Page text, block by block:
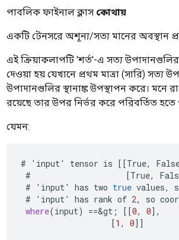
পাবলিক ফাইনাল ক্লাস কোথায়
একটি টেনসরে অশূন্য/সত্য মানের অবস্থান
এই ক্রিয়াকলাপটি 'শর্ত'-এ সত্য উপাদানগুলির
দেওয়া হয় যেখানে প্রথম মাত্রা (সারি) সত্য
উপাদানগুলির স্থানাঙ্ক উপস্থাপন করে।
রয়েছে তার উপর নির্ভর করে পরিবর্তিত
যেমন:
# ' input ' tensor is [[True,
#
[True,
#
' input ' has two true values,
#
' input ' has rank of 2, so
where(input) ==&gt ; [[0, 0] ,
[1 , 0]]